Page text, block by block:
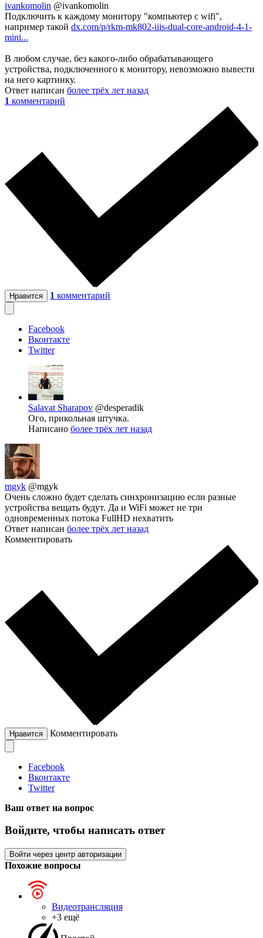
ivankomolin @ivankomolin
Подключить к каждому монитору "компьютер с wifi",
например такой dx.com/p/rkm-mk802-iiis-dual-core-android-4-1-
mini...
В любом случае, без какого-либо обрабатывающего
устройства, подключенного к монитору, невозможно вывести
на него картинку.
Ответ написан более трёх лет назад
1 комментарий
Нравится 1 комментарий
Facebook
Вконтакте
Twitter
Salavat Sharapov @desperadik
Ого, прикольная штучка.
Написано более трёх лет назад
mgyk @mgyk
Очень сложно будет сделать синхронизацию если разные
устройства вещать будут. Да и WiFi может не три
одновременных потока FullHD нехватить
Ответ написан более трёх лет назад
Комментировать
Нравится Комментировать
Facebook
Вконтакте
Twitter
Ваш ответ на вопрос
Войдите, чтобы написать ответ
Войти через центр авторизации
Похожие вопросы
Видеотрансляция
+3 ещё